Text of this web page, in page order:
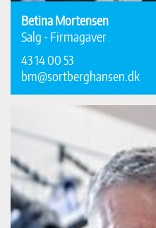
Betina Mortensen
Salg - Firmagaver
43 14 00 53
bm@sortberghansen.dk